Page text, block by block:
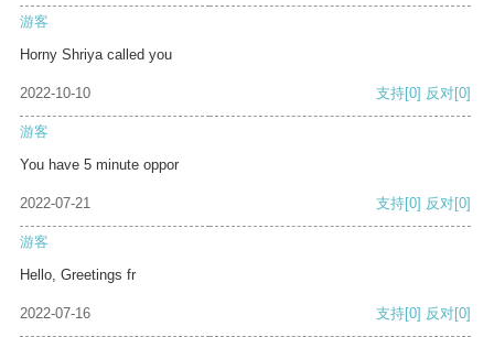
游客
Horny Shriya called you
2022-10-10 支持[0] 反对[0]
游客
You have 5 minute oppor
2022-07-21 支持[0] 反对[0]
游客
Hello, Greetings fr
2022-07-16 支持[0] 反对[0]